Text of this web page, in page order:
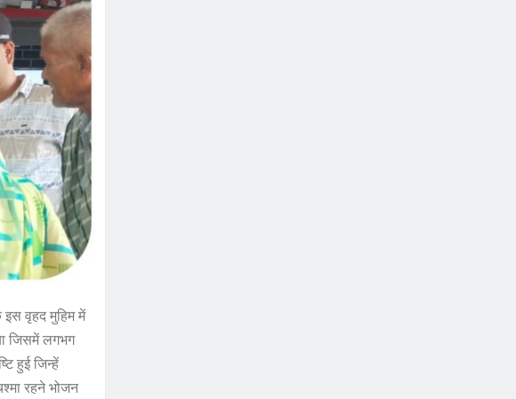
इस वृहद मुहिम में
जिसमें लगभग
हुई जिन्हें
रहने भोजन